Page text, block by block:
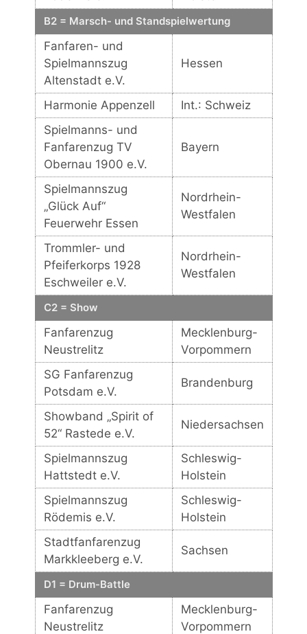
B2 = Marsch- und Standspielwertung
Fanfaren- und
Spielmannszug
Altenstadt e.V.
Hessen
Harmonie Appenzell
Int.: Schweiz
Spielmanns- und
Fanfarenzug TV
Obernau 1900 e.V.
Bayern
Spielmannszug
„Glück Auf“
Feuerwehr Essen
Nordrhein-
Westfalen
Trommler- und
Pfeiferkorps 1928
Eschweiler e.V.
Nordrhein-
Westfalen
C2 = Show
Fanfarenzug
Neustrelitz
Mecklenburg-
Vorpommern
SG Fanfarenzug
Potsdam e.V.
Brandenburg
Showband „Spirit of
52“ Rastede e.V.
Niedersachsen
Spielmannszug
Hattstedt e.V.
Schleswig-
Holstein
Spielmannszug
Rödemis e.V.
Schleswig-
Holstein
Stadtfanfarenzug
Markkleeberg e.V.
Sachsen
D1 = Drum-Battle
Fanfarenzug
Neustrelitz
Mecklenburg-
Vorpommern